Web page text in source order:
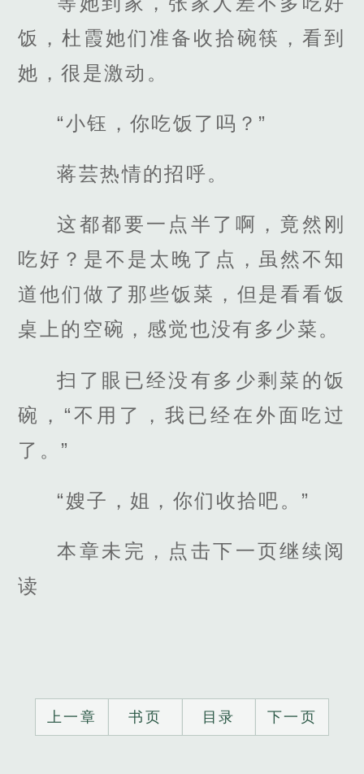
饭，杜霞她们准备收拾碗筷，看到
她，很是激动。
“小钰，你吃饭了吗？”
蒋芸热情的招呼。
这都都要一点半了啊，竟然刚
吃好？是不是太晚了点，虽然不知
道他们做了那些饭菜，但是看看饭
桌上的空碗，感觉也没有多少菜。
扫了眼已经没有多少剩菜的饭
碗，“不用了，我已经在外面吃过
了。”
“嫂子，姐，你们收拾吧。”
本章未完，点击下一页继续阅
读
上一章 书页 目录 下一页